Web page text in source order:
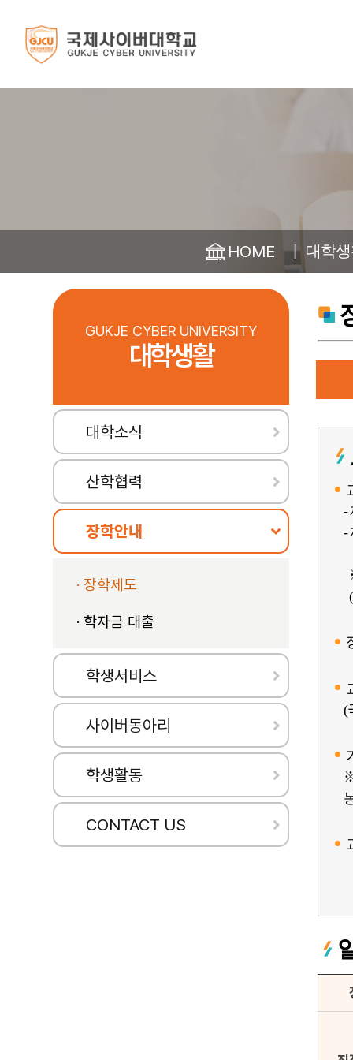
2026학년
신·편
✅7. 31.(금) 9
입학홈페이지
뷰티비즈니스학과
융합전공
미디어커머스 전공
시니어안전코칭 전공
치유농업 전공
평생교육사 전공
자연치유학 전공
운동발달재활 전공
한방약초치유 전공
학교 소식
학과 소식
REALSTORY
포토갤러리
CONTACT US
CONTACT US
HOME 대학
GUKJE CYBER UNIVERSITY
대학생활
대학소식
산학협력
장학안내
장학제도
학자금 대출
학생서비스
사이버동아리
학생활동
CONTACT US
-
-
(